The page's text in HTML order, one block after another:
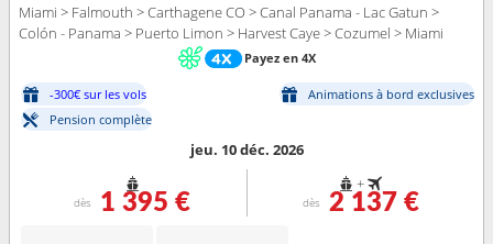
Miami > Falmouth > Carthagene CO > Canal Panama - Lac Gatun >
Colón - Panama > Puerto Limon > Harvest Caye > Cozumel > Miami
Payez en 4X
-300€ sur les vols
Animations à bord exclusives
Pension complète
jeu. 10 déc. 2026
dès 1 395 €
+
dès 2 137 €